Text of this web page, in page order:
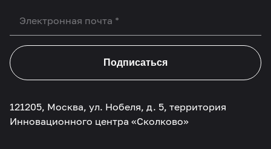
Подписаться
121205, Москва, ул. Нобеля, д. 5, территория
Инновационного центра «Сколково»